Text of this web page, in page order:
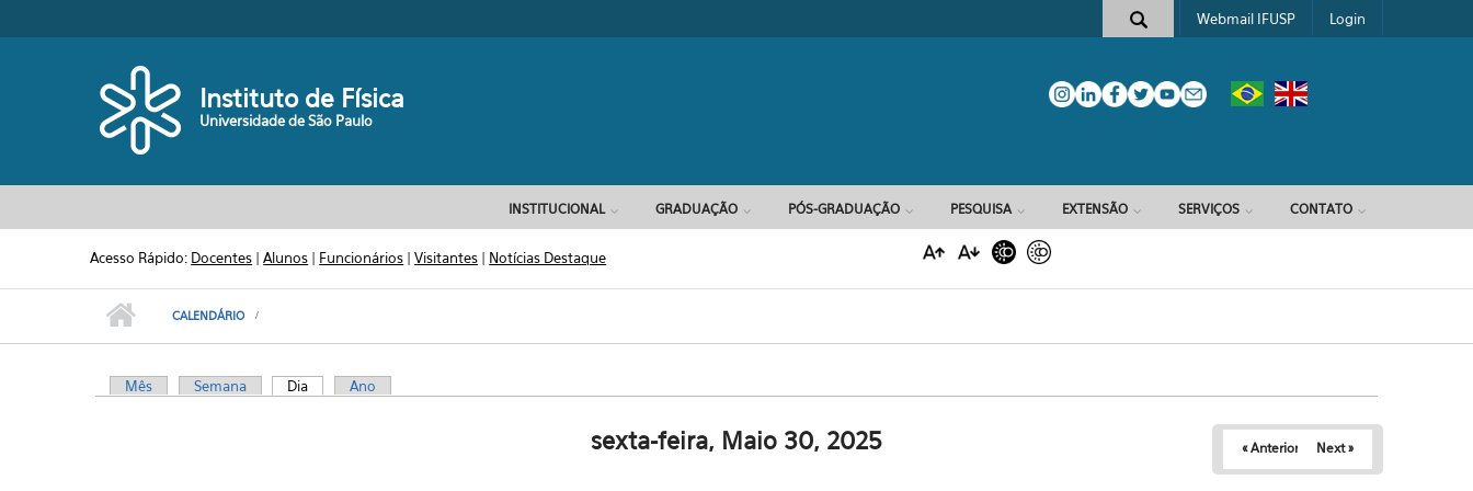
Formulário de busca
Webmail IFUSP Login
Instituto de Física
Universidade de São Paulo
INSTITUCIONAL GRADUAÇÃO PÓS-GRADUAÇÃO PESQUISA EXTENSÃO SERVIÇOS CONTATO
Acesso Rápido: Docentes |Alunos | Funcionários |Visitantes | Notícias Destaque
CALENDÁRIO
Mês Semana Dia (aba ativa)
Ano
sexta-feira, Maio 30, 2025 « Anterior Next »
03
04
06
09